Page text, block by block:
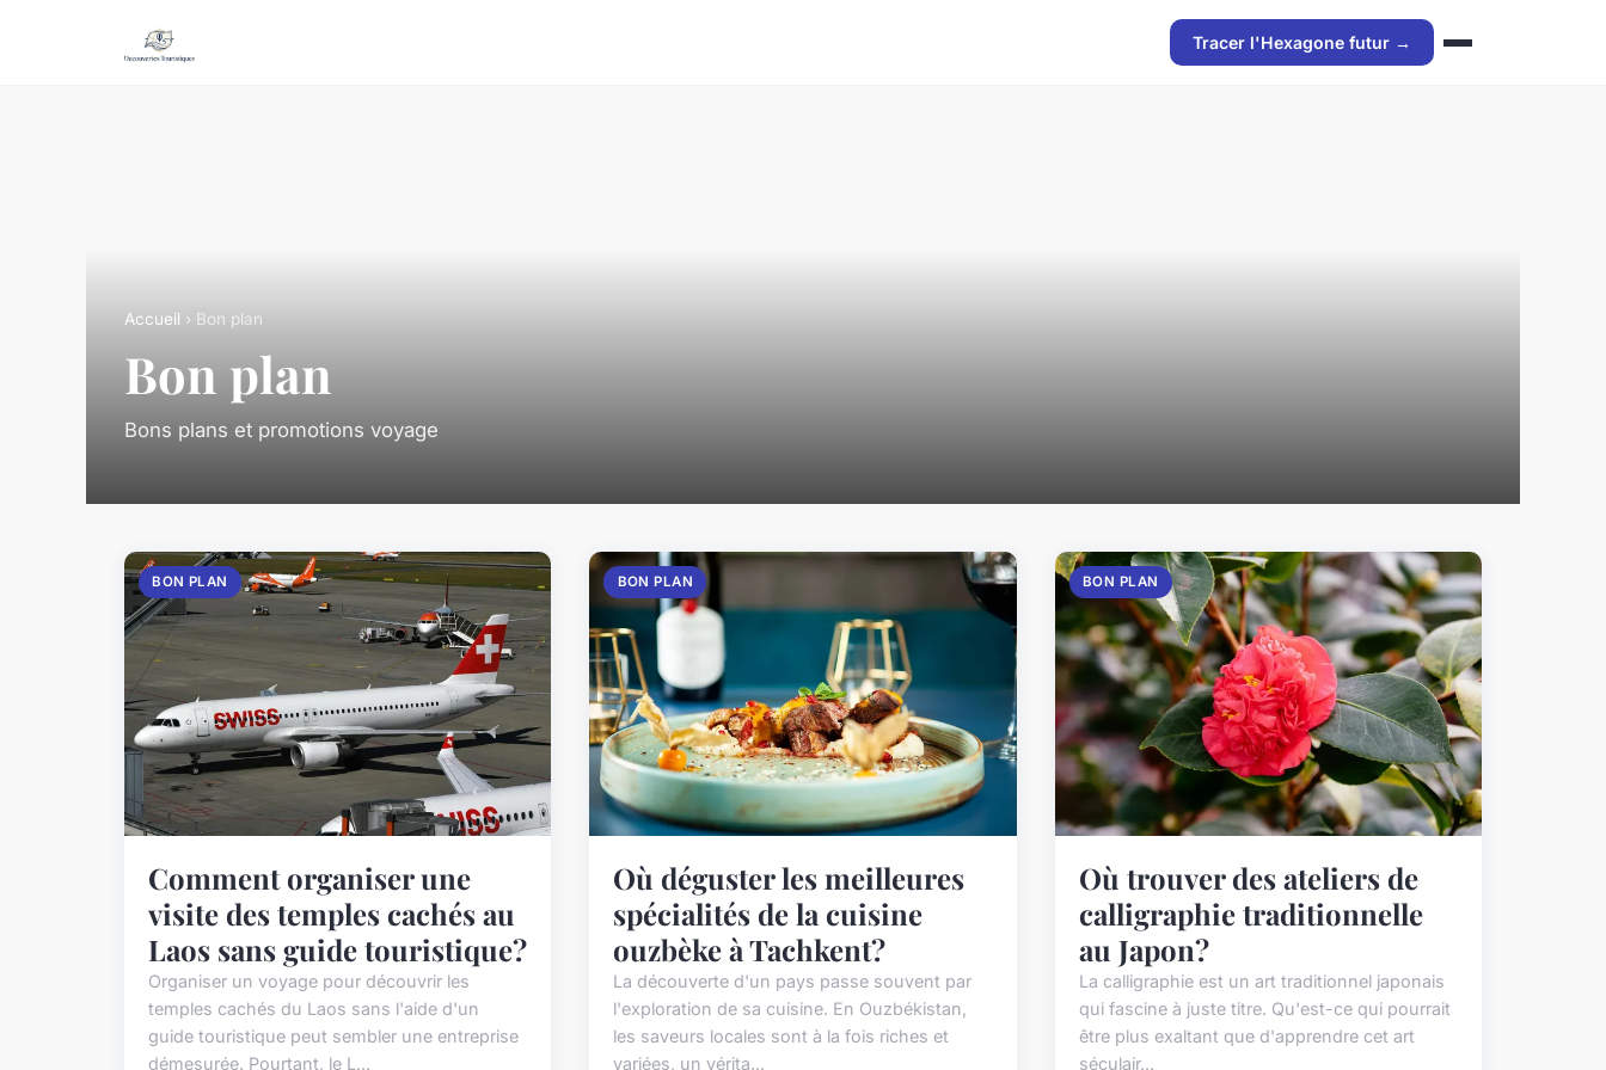
Tracer l'Hexagone futur →
Accueil › Bon plan
Bon plan
Bons plans et promotions voyage
BON PLAN
Comment organiser une
visite des temples cachés au
Laos sans guide touristique?
Organiser un voyage pour découvrir les
temples cachés du Laos sans l'aide d'un
guide touristique peut sembler une entreprise
démesurée. Pourtant, le L...
BON PLAN
Où déguster les meilleures
spécialités de la cuisine
ouzbèke à Tachkent?
La découverte d'un pays passe souvent par
l'exploration de sa cuisine. En Ouzbékistan,
les saveurs locales sont à la fois riches et
variées, un vérita...
BON PLAN
Où trouver des ateliers de
calligraphie traditionnelle
au Japon?
La calligraphie est un art traditionnel japonais
qui fascine à juste titre. Qu'est-ce qui pourrait
être plus exaltant que d'apprendre cet art
séculair...